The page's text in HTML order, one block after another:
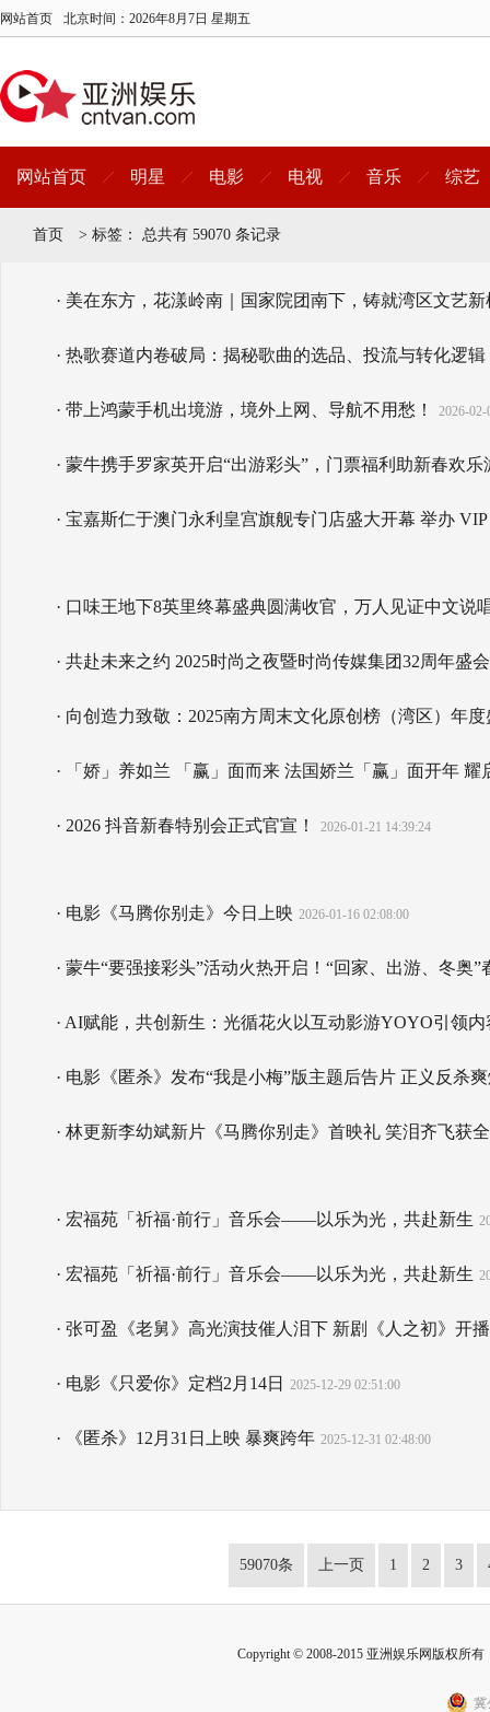
网站首页 北京时间： 2026年8月7日 星期五
网站首页 明星 电影 电视 音乐 综艺
首页 > 标签： 总共有 59070 条记录
· 美在东方，花漾岭南｜国家院团南下，铸就湾区文艺新
· 热歌赛道内卷破局：揭秘歌曲的选品、投流与转化逻辑
· 带上鸿蒙手机出境游，境外上网、导航不用愁！ 2026-02-
· 蒙牛携手罗家英开启“出游彩头”，门票福利助新春欢乐
· 宝嘉斯仁于澳门永利皇宫旗舰专门店盛大开幕 举办
· 口味王地下8英里终幕盛典圆满收官，万人见证中文说
· 共赴未来之约 2025时尚之夜暨时尚传媒集团32周年盛
· 向创造力致敬：2025南方周末文化原创榜（湾区）年
· 「娇」养如兰 「赢」面而来 法国娇兰「赢」面开年 耀
· 2026 抖音新春特别会正式官宣！ 2026-01-21 14:39:24
· 电影《马腾你别走》今日上映 2026-01-16 02:08:00
· 蒙牛“要强接彩头”活动火热开启！“回家、出游、冬奥”
· AI赋能，共创新生：光循花火以互动影游YOYO引领
· 电影《匿杀》发布“我是小梅”版主题后告片 正义反杀
· 林更新李幼斌新片《马腾你别走》首映礼 笑泪齐飞获
· 宏福苑「祈福·前行」音乐会——以乐为光，共赴新生
· 宏福苑「祈福·前行」音乐会——以乐为光，共赴新生
· 张可盈《老舅》高光演技催人泪下 新剧《人之初》开
· 电影《只爱你》定档2月14日 2025-12-29 02:51:00
· 《匿杀》12月31日上映 暴爽跨年 2025-12-31 02:48:00
59070条 上一页 1 2 3
Copyright © 2008-2015 亚洲娱乐网版权所
冀